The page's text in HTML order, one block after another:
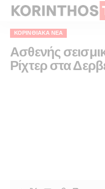
ΚΟΡΙΝΘΙΑΚΆ ΝΈΑ
Ασθενής
Ρίχτερ στα